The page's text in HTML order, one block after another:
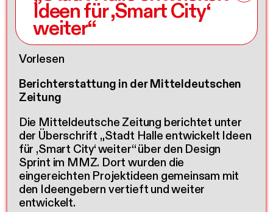
Ideen für ,Smart City‘
weiter“
Vorlesen
Berichterstattung in der Mitteldeutschen
Zeitung
Die Mitteldeutsche Zeitung berichtet unter
der Überschrift „Stadt Halle entwickelt Ideen
für ,Smart City‘ weiter“ über den Design
Sprint im MMZ. Dort wurden die
eingereichten Projektideen gemeinsam mit
den Ideengebern vertieft und weiter
entwickelt.